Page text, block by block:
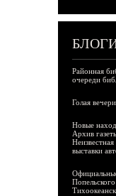
Районная
очереди
Голая
Новые
Архив
выставки